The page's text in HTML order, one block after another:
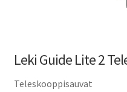
Leki Guide Lite 2
Teleskooppisauvat